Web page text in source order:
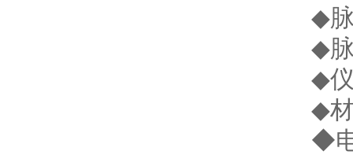
◆
◆
◆
◆
◆